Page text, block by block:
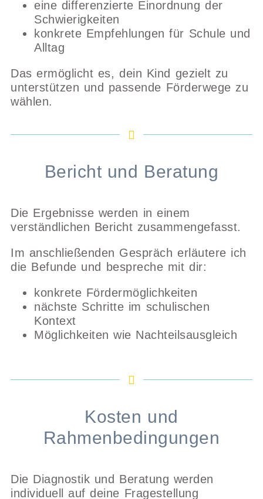
eine differenzierte Einordnung der
Schwierigkeiten
konkrete Empfehlungen für Schule und
Alltag
Das ermöglicht es, dein Kind gezielt zu
unterstützen und passende Förderwege zu
wählen.
Bericht und Beratung
Die Ergebnisse werden in einem
verständlichen Bericht zusammengefasst.
Im anschließenden Gespräch erläutere ich
die Befunde und bespreche mit dir:
konkrete Fördermöglichkeiten
nächste Schritte im schulischen
Kontext
Möglichkeiten wie Nachteilsausgleich
Kosten und
Rahmenbedingungen
Die Diagnostik und Beratung werden
individuell auf deine Fragestellung